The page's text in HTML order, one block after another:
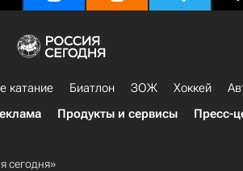
катание Биатлон ЗОЖ Хоккей
Продукты и сервисы Пресс-
сегодня»